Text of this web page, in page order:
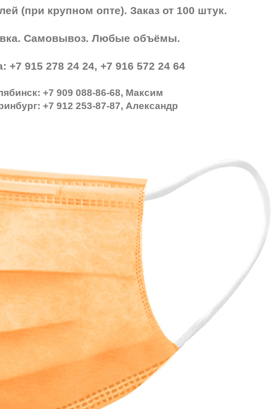
(при крупном опте). Заказ от 100 штук.
Самовывоз. Любые объёмы.
+7 915 278 24 24, +7 916 572 24 64
+7 909 088-86-68, Максим
+7 912 253-87-87, Александр